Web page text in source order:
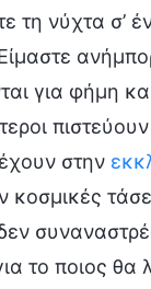
τη νύχτα σ’
για φήμη
στην
το ποιος θα